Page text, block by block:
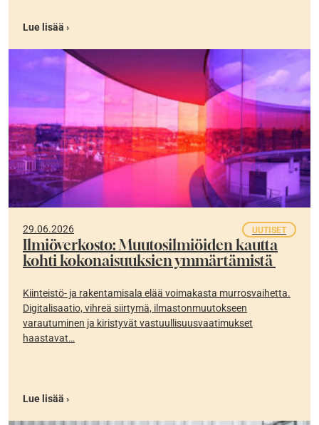
Lue lisää ›
29.06.2026 UUTISET
Ilmiöverkosto: Muutosilmiöiden kautta
kohti kokonaisuuksien ymmärtämistä
Kiinteistö- ja rakentamisala elää voimakasta murrosvaihetta.
Digitalisaatio, vihreä siirtymä, ilmastonmuutokseen
varautuminen ja kiristyvät vastuullisuusvaatimukset
haastavat…
Lue lisää ›